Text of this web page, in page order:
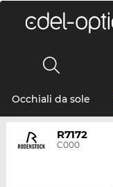
Occhiali da sole
R7172
C000